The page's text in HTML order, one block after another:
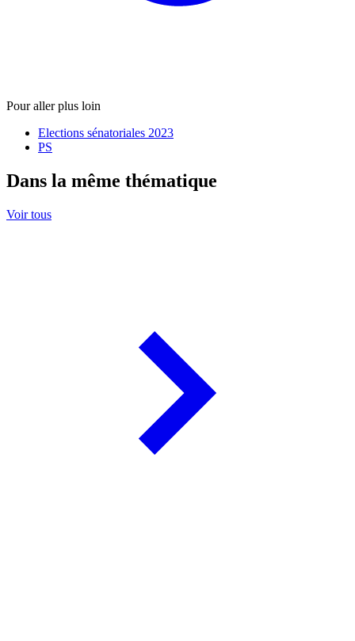
Pour aller plus loin
Elections sénatoriales 2023
PS
Dans la même thématique
Voir tous